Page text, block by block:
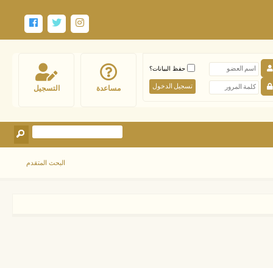
التسجيل مساعدة
حفظ البيانات؟
البحث المتقدم